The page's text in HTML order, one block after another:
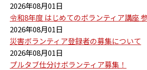
2026年08月01日
令和8年度 はじめてのボランティア講座
2026年08月01日
災害ボランティア登録者の募集について
2026年08月01日
プルタブ仕分けボランティア募集！